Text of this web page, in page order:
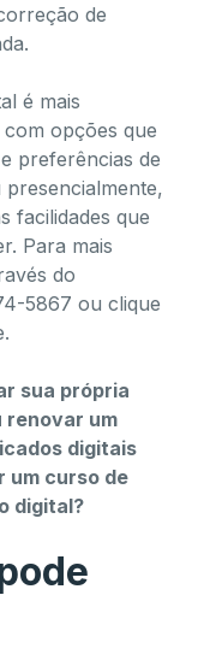
de
é mais
opções que
preferências de
facilidades que
Para mais
do
5867 ou clique
sua própria
um
digitais
um curso de
digital?